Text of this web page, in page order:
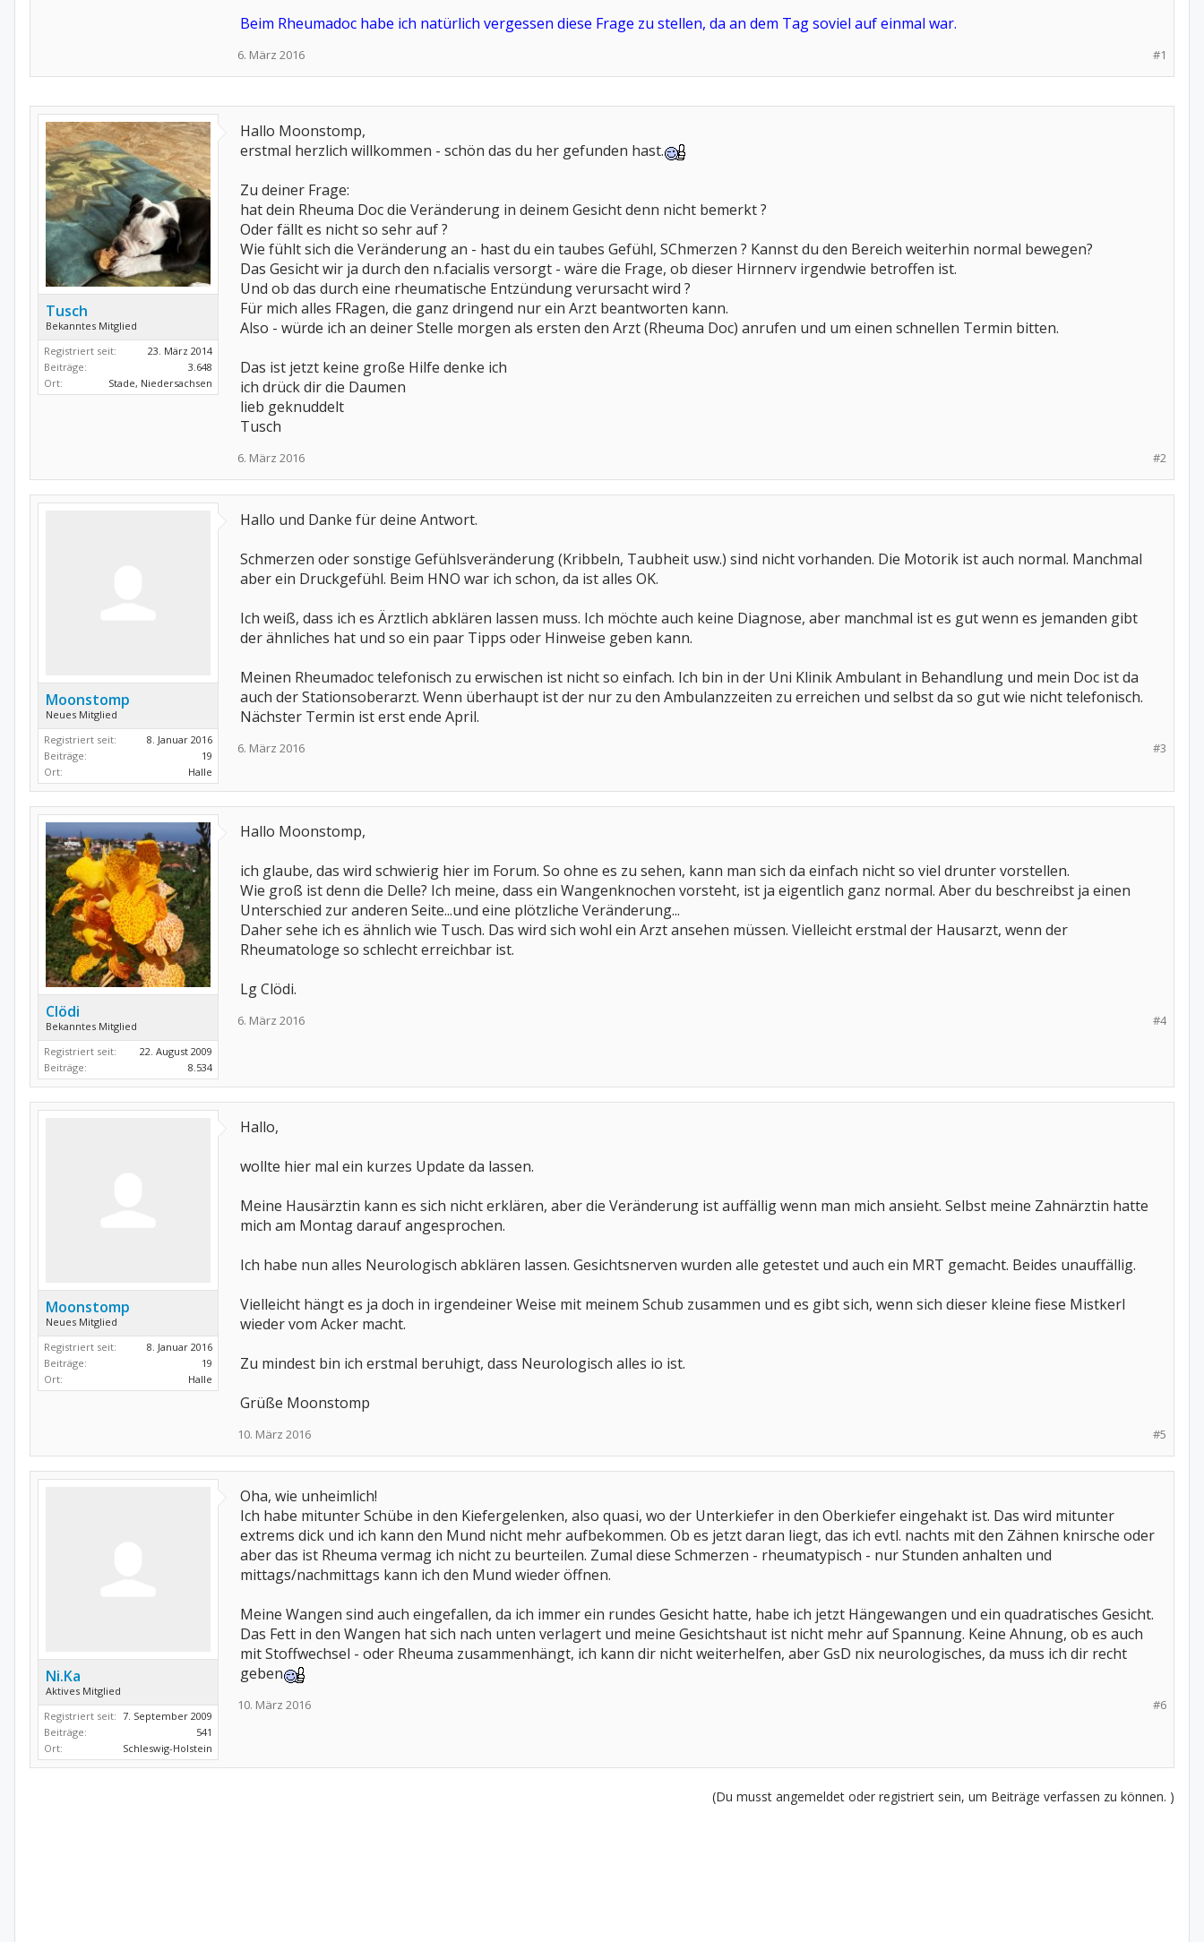
Beim Rheumadoc habe ich natürlich vergessen diese Frage zu stellen, da an dem Tag soviel auf einmal war.
#1
6. März 2016
Tusch
Bekanntes Mitglied
Registriert seit:
23. März 2014
Beiträge:
3.648
Ort:
Stade, Niedersachsen
Hallo Moonstomp,
erstmal herzlich willkommen - schön das du her gefunden hast.
Zu deiner Frage:
hat dein Rheuma Doc die Veränderung in deinem Gesicht denn nicht bemerkt ?
Oder fällt es nicht so sehr auf ?
Wie fühlt sich die Veränderung an - hast du ein taubes Gefühl, SChmerzen ? Kannst du den Bereich weiterhin normal bewegen?
Das Gesicht wir ja durch den n.facialis versorgt - wäre die Frage, ob dieser Hirnnerv irgendwie betroffen ist.
Und ob das durch eine rheumatische Entzündung verursacht wird ?
Für mich alles FRagen, die ganz dringend nur ein Arzt beantworten kann.
Also - würde ich an deiner Stelle morgen als ersten den Arzt (Rheuma Doc) anrufen und um einen schnellen Termin bitten.
Das ist jetzt keine große Hilfe denke ich
ich drück dir die Daumen
lieb geknuddelt
Tusch
#2
6. März 2016
Moonstomp
Neues Mitglied
Registriert seit:
8. Januar 2016
Beiträge:
19
Ort:
Halle
Hallo und Danke für deine Antwort.
Schmerzen oder sonstige Gefühlsveränderung (Kribbeln, Taubheit usw.) sind nicht vorhanden. Die Motorik ist auch normal. Manchmal
aber ein Druckgefühl. Beim HNO war ich schon, da ist alles OK.
Ich weiß, dass ich es Ärztlich abklären lassen muss. Ich möchte auch keine Diagnose, aber manchmal ist es gut wenn es jemanden gibt
der ähnliches hat und so ein paar Tipps oder Hinweise geben kann.
Meinen Rheumadoc telefonisch zu erwischen ist nicht so einfach. Ich bin in der Uni Klinik Ambulant in Behandlung und mein Doc ist da
auch der Stationsoberarzt. Wenn überhaupt ist der nur zu den Ambulanzzeiten zu erreichen und selbst da so gut wie nicht telefonisch.
Nächster Termin ist erst ende April.
#3
6. März 2016
Clödi
Bekanntes Mitglied
Registriert seit:
22. August 2009
Beiträge:
8.534
Hallo Moonstomp,
ich glaube, das wird schwierig hier im Forum. So ohne es zu sehen, kann man sich da einfach nicht so viel drunter vorstellen.
Wie groß ist denn die Delle? Ich meine, dass ein Wangenknochen vorsteht, ist ja eigentlich ganz normal. Aber du beschreibst ja einen
Unterschied zur anderen Seite...und eine plötzliche Veränderung...
Daher sehe ich es ähnlich wie Tusch. Das wird sich wohl ein Arzt ansehen müssen. Vielleicht erstmal der Hausarzt, wenn der
Rheumatologe so schlecht erreichbar ist.
Lg Clödi.
#4
6. März 2016
Moonstomp
Neues Mitglied
Registriert seit:
8. Januar 2016
Beiträge:
19
Ort:
Halle
Hallo,
wollte hier mal ein kurzes Update da lassen.
Meine Hausärztin kann es sich nicht erklären, aber die Veränderung ist auffällig wenn man mich ansieht. Selbst meine Zahnärztin hatte
mich am Montag darauf angesprochen.
Ich habe nun alles Neurologisch abklären lassen. Gesichtsnerven wurden alle getestet und auch ein MRT gemacht. Beides unauffällig.
Vielleicht hängt es ja doch in irgendeiner Weise mit meinem Schub zusammen und es gibt sich, wenn sich dieser kleine fiese Mistkerl
wieder vom Acker macht.
Zu mindest bin ich erstmal beruhigt, dass Neurologisch alles io ist.
Grüße Moonstomp
#5
10. März 2016
Ni.Ka
Aktives Mitglied
Registriert seit: 7. September 2009
Beiträge:
541
Ort:
Schleswig-Holstein
Oha, wie unheimlich!
Ich habe mitunter Schübe in den Kiefergelenken, also quasi, wo der Unterkiefer in den Oberkiefer eingehakt ist. Das wird mitunter
extrems dick und ich kann den Mund nicht mehr aufbekommen. Ob es jetzt daran liegt, das ich evtl. nachts mit den Zähnen knirsche oder
aber das ist Rheuma vermag ich nicht zu beurteilen. Zumal diese Schmerzen - rheumatypisch - nur Stunden anhalten und
mittags/nachmittags kann ich den Mund wieder öffnen.
Meine Wangen sind auch eingefallen, da ich immer ein rundes Gesicht hatte, habe ich jetzt Hängewangen und ein quadratisches Gesicht.
Das Fett in den Wangen hat sich nach unten verlagert und meine Gesichtshaut ist nicht mehr auf Spannung. Keine Ahnung, ob es auch
mit Stoffwechsel - oder Rheuma zusammenhängt, ich kann dir nicht weiterhelfen, aber GsD nix neurologisches, da muss ich dir recht
geben
#6
10. März 2016
(Du musst angemeldet oder registriert sein, um Beiträge verfassen zu können. )